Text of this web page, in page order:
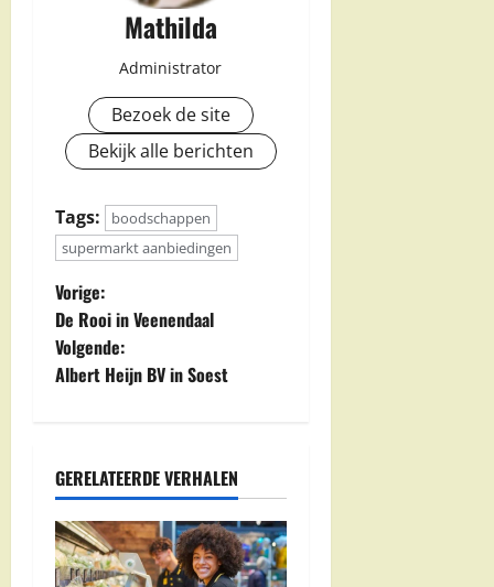
Mathilda
Administrator
Bezoek de site
Bekijk alle berichten
Tags:
boodschappen
supermarkt aanbiedingen
B
e
r
c
h
Vorige:
De Rooi in Veenendaal
Volgende:
Albert Heijn BV in Soest
GERELATEERDE VERHALEN